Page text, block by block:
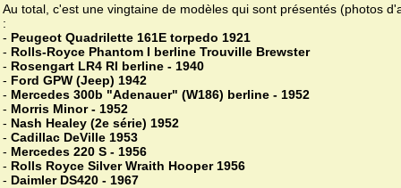
Au total, c'est une vingtaine de modèles qui sont présentés (photos
:
- Peugeot Quadrilette 161E torpedo 1921
- Rolls-Royce Phantom I berline Trouville Brewster
- Rosengart LR4 RI berline - 1940
- Ford GPW (Jeep) 1942
- Mercedes 300b "Adenauer" (W186) berline - 1952
- Morris Minor - 1952
- Nash Healey (2e série) 1952
- Cadillac DeVille 1953
- Mercedes 220 S - 1956
- Rolls Royce Silver Wraith Hooper 1956
- Daimler DS420 - 1967